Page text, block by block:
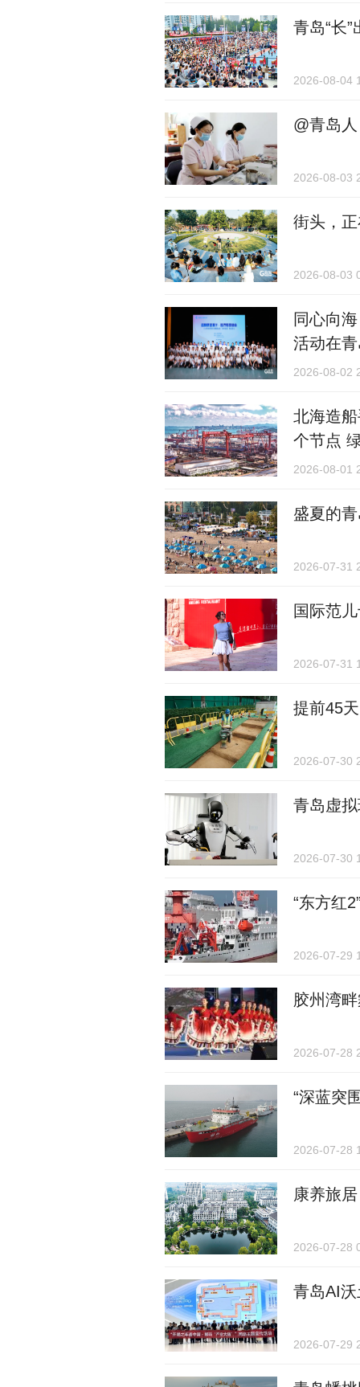
青岛“长”
2026-08-04
@青岛
2026-08-03
街头，
2026-08-03
同心向
活动在
2026-08-02
北海造
个节点
2026-08-01
盛夏的
2026-07-31
国际范
2026-07-31
提前45
2026-07-30
青岛虚
2026-07-30
“东方红
2026-07-29
胶州湾
2026-07-28
“深蓝突
2026-07-28
康养旅
2026-07-28
青岛AI
2026-07-29